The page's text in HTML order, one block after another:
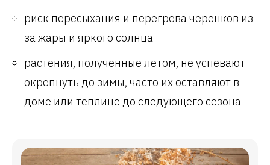
риск пересыхания и перегрева черенков из-
за жары и яркого солнца
растения, полученные летом, не успевают
окрепнуть до зимы, часто их оставляют в
доме или теплице до следующего сезона